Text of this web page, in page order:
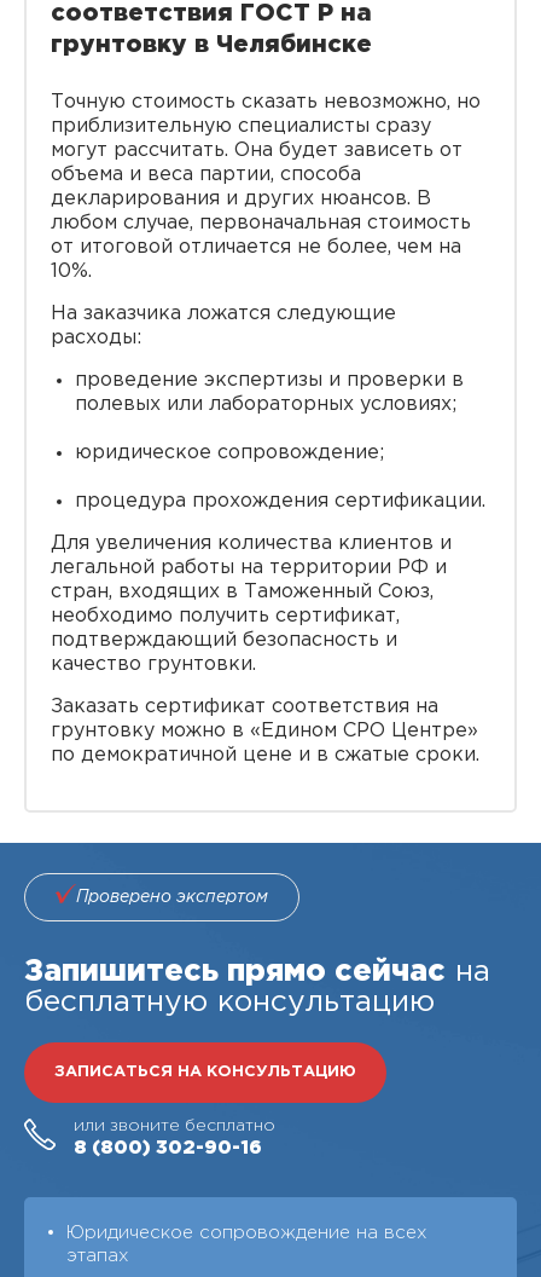
соответствия ГОСТ Р на
грунтовку в Челябинске
Точную стоимость сказать невозможно, но
приблизительную специалисты сразу
могут рассчитать. Она будет зависеть от
объема и веса партии, способа
декларирования и других нюансов. В
любом случае, первоначальная стоимость
от итоговой отличается не более, чем на
10%.
На заказчика ложатся следующие
расходы:
проведение экспертизы и проверки в
полевых или лабораторных условиях;
юридическое сопровождение;
процедура прохождения сертификации.
Для увеличения количества клиентов и
легальной работы на территории РФ и
стран, входящих в Таможенный Союз,
необходимо получить сертификат,
подтверждающий безопасность и
качество грунтовки.
Заказать cертификат соответствия на
грунтовку можно в «Едином СРО Центре»
по демократичной цене и в сжатые сроки.
Проверено экспертом
Запишитесь прямо сейчас на
бесплатную консультацию
ЗАПИСАТЬСЯ НА КОНСУЛЬТАЦИЮ
или звоните бесплатно
8 (800) 302-90-16
Юридическое сопровождение на всех
этапах